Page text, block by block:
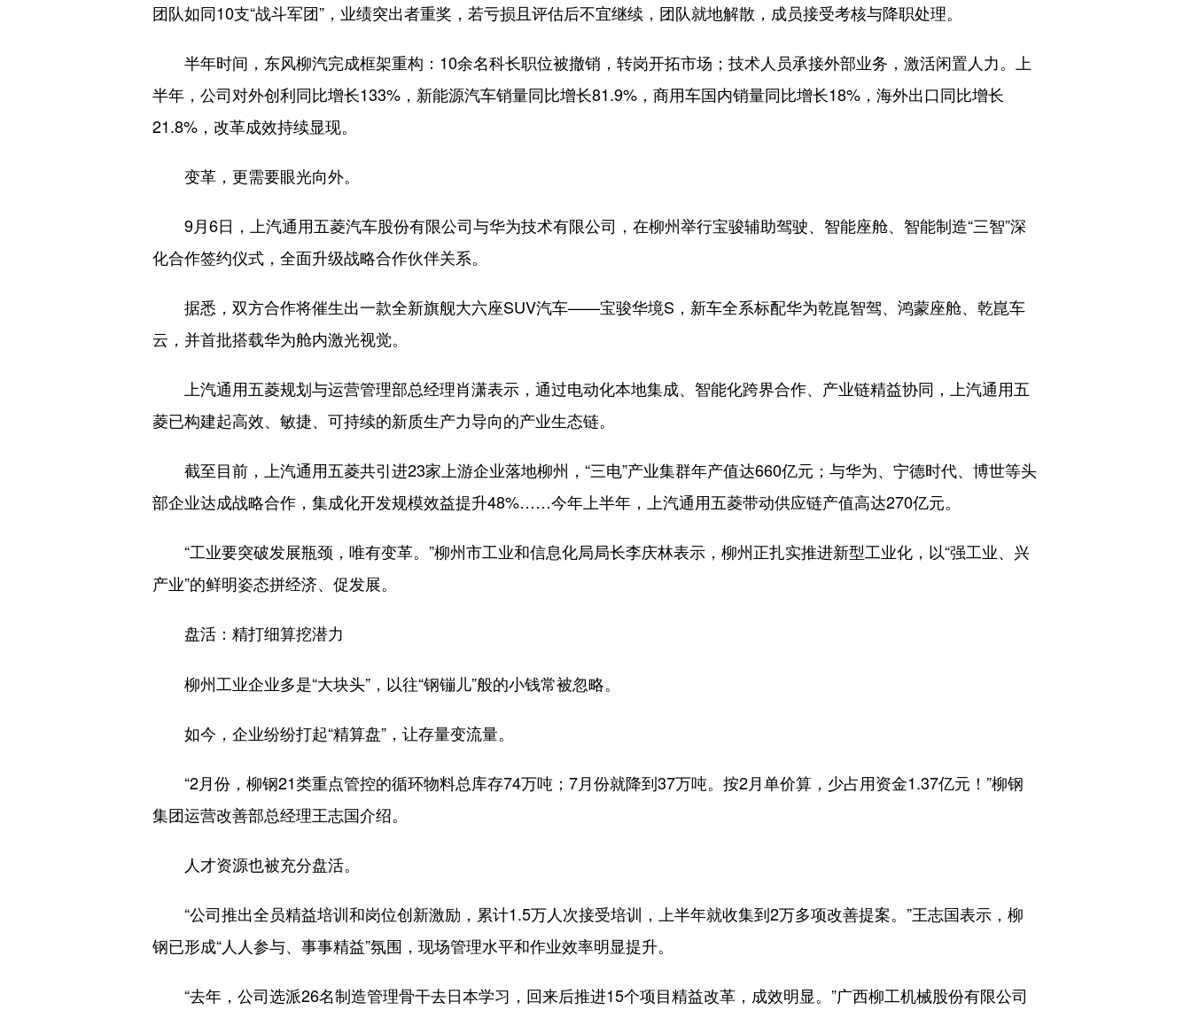
团队如同10支“战斗军团”，业绩突出者重奖，若亏损且评估后不宜继续，团队就地解散，成员接受考核与降职处理。
半年时间，东风柳汽完成框架重构：10余名科长职位被撤销，转岗开拓市场；技术人员承接外部业务，激活闲置人力。上
半年，公司对外创利同比增长133%，新能源汽车销量同比增长81.9%，商用车国内销量同比增长18%，海外出口同比增长
21.8%，改革成效持续显现。
变革，更需要眼光向外。
9月6日，上汽通用五菱汽车股份有限公司与华为技术有限公司，在柳州举行宝骏辅助驾驶、智能座舱、智能制造“三智”深
化合作签约仪式，全面升级战略合作伙伴关系。
据悉，双方合作将催生出一款全新旗舰大六座SUV汽车——宝骏华境S，新车全系标配华为乾崑智驾、鸿蒙座舱、乾崑车
云，并首批搭载华为舱内激光视觉。
上汽通用五菱规划与运营管理部总经理肖潇表示，通过电动化本地集成、智能化跨界合作、产业链精益协同，上汽通用五
菱已构建起高效、敏捷、可持续的新质生产力导向的产业生态链。
截至目前，上汽通用五菱共引进23家上游企业落地柳州，“三电”产业集群年产值达660亿元；与华为、宁德时代、博世等头
部企业达成战略合作，集成化开发规模效益提升48%……今年上半年，上汽通用五菱带动供应链产值高达270亿元。
“工业要突破发展瓶颈，唯有变革。”柳州市工业和信息化局局长李庆林表示，柳州正扎实推进新型工业化，以“强工业、兴
产业”的鲜明姿态拼经济、促发展。
盘活：精打细算挖潜力
柳州工业企业多是“大块头”，以往“钢镚儿”般的小钱常被忽略。
如今，企业纷纷打起“精算盘”，让存量变流量。
“2月份，柳钢21类重点管控的循环物料总库存74万吨；7月份就降到37万吨。按2月单价算，少占用资金1.37亿元！”柳钢
集团运营改善部总经理王志国介绍。
人才资源也被充分盘活。
“公司推出全员精益培训和岗位创新激励，累计1.5万人次接受培训，上半年就收集到2万多项改善提案。”王志国表示，柳
钢已形成“人人参与、事事精益”氛围，现场管理水平和作业效率明显提升。
“去年，公司选派26名制造管理骨干去日本学习，回来后推进15个项目精益改革，成效明显。”广西柳工机械股份有限公司